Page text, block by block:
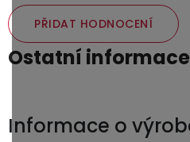
PŘIDAT HODNOCENÍ
Ostatní informace